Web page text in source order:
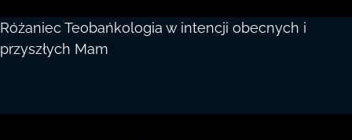
Różaniec Teobańkologia w intencji obecnych i
przyszłych Mam